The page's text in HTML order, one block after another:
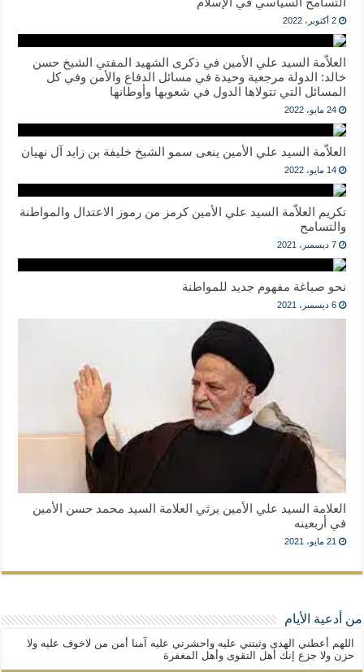
2 أكتوبر، 2022
العلاّمة السيد علي الأمين في ذكرى الشهيد المفتي الشيخ حسن
خالد: الدولة مرجعية وحيدة في مسائل الدفاع والأمن وفي كل
المسائل التي تتولاها الدول في شعوبها وأوطانها
24 مايو، 2022
العلاّمة السيد علي الأمين ينعى سمو الشيخ خليفة بن زايد آل نهيان
14 مايو، 2022
تكريم العلاّمة السيد علي الأمين كرمز من رموز الاعتدال والمواطنة
والتسامح
7 ديسمبر، 2021
نحو صياغة مفهوم جديد للمواطنة
6 ديسمبر، 2021
العلامة السيد علي الأمين يرثي العلامة السيد محمد حسن الأمين
في أربعينه
21 مايو، 2021
من أدعية الأيام
اللهم أعطني الهدى وثبتني عليه واحشرني عليه آمنا أمن من لاخوف عليه ولا
حزن ولا جزع إنك أهل التقوى وأهل المغفرة